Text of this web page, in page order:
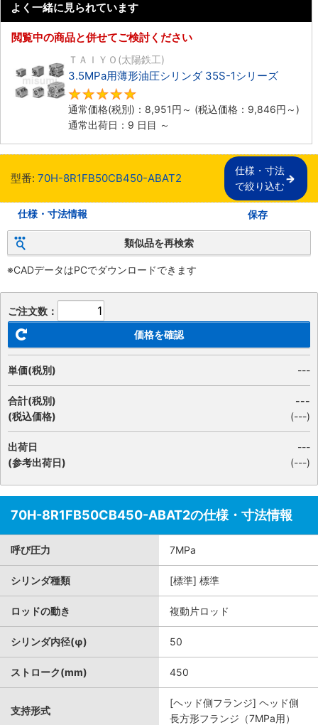
よく一緒に見られています
閲覧中の商品と併せてご検討ください
ＴＡＩＹＯ(太陽鉄工)
3.5MPa用薄形油圧シリンダ 35S-1シリーズ
通常価格(税別)： 8,951円 ～ (税込価格： 9,846円 ～)
通常出荷日：9 日目 ～
型番: 70H-8R1FB50CB450-ABAT2
仕様・寸法
で絞り込む
仕様・寸法情報 保存
類似品を再検索
※CADデータはPCでダウンロードできます
ご注文数：
価格を確認
単価(税別) ---
合計(税別)
(税込価格)
---
(---)
出荷日
(参考出荷日)
---
(---)
70H-8R1FB50CB450-ABAT2の仕様・寸法情報
呼び圧力 7MPa
シリンダ種類 [標準] 標準
ロッドの動き 複動片ロッド
シリンダ内径(φ) 50
ストローク(mm) 450
支持形式
[ヘッド側フランジ] ヘッド側
長方形フランジ（7MPa用）